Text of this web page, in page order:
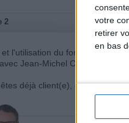
votre
retirer
en bas
2 «
et l'utilisation du forum sont
Jean-Michel Cohen »
êtes déjà client(e),connectez